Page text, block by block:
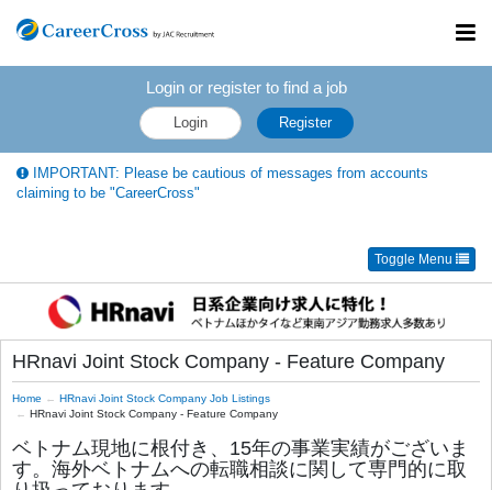
Login or register to find a job
Login Register
IMPORTANT: Please be cautious of messages from accounts
claiming to be "CareerCross"
Toggle Menu
HRnavi Joint Stock Company - Feature Company
Home
HRnavi Joint Stock Company Job Listings
HRnavi Joint Stock Company - Feature Company
ベトナム現地に根付き、15年の事業実績がございま
す。海外ベトナムへの転職相談に関して専門的に取